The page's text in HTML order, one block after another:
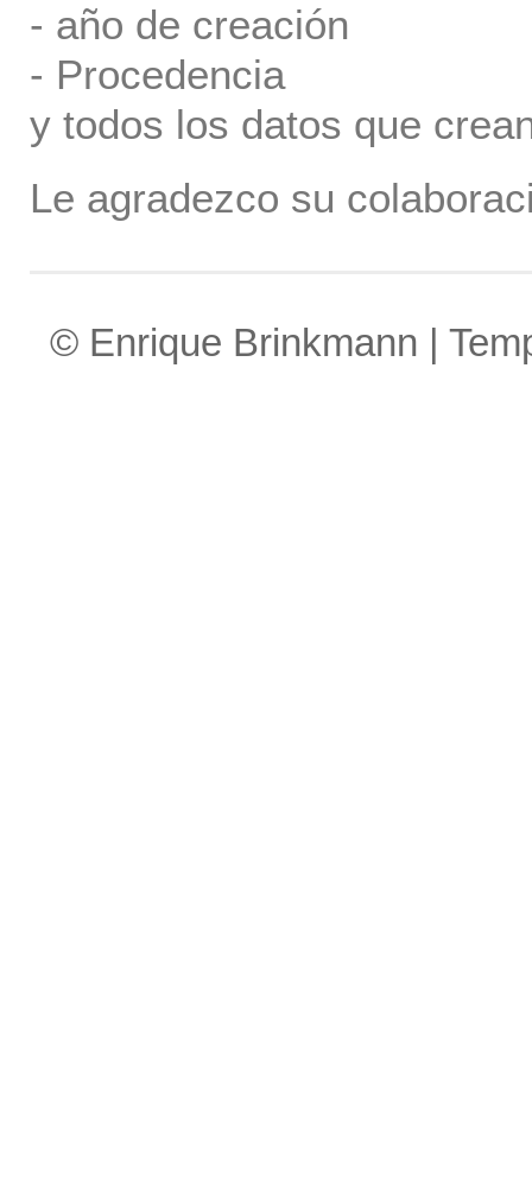
- año de creación
- Procedencia
y todos los datos que
Le agradezco su
© Enrique Brinkmann |